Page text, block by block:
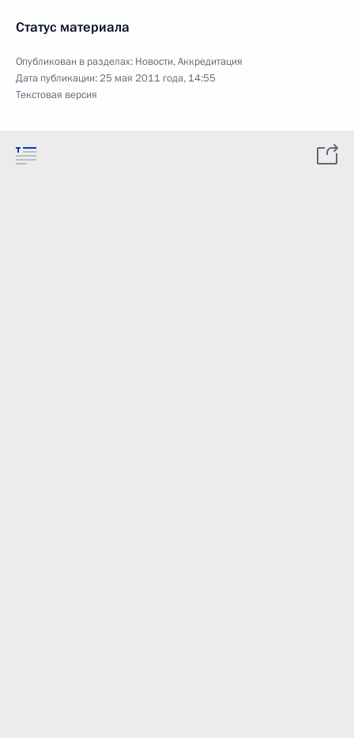
Статус материала
Опубликован в разделах: Новости,Аккредитация
Дата публикации:25 мая 2011 года, 14:55
Текстовая версия